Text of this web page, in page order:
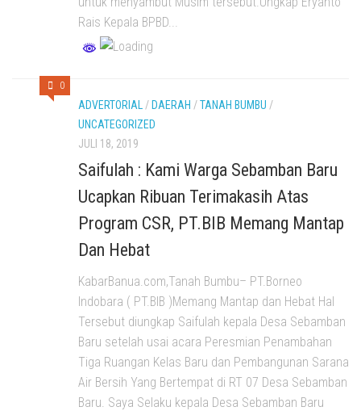
Rais Kepala BPBD...
0
ADVERTORIAL / DAERAH /TANAH BUMBU /
UNCATEGORIZED
JULI 18, 2019
Saifulah : Kami Warga Sebamban Baru
Ucapkan Ribuan Terimakasih Atas
Program CSR, PT.BIB Memang Mantap
Dan Hebat
KabarBanua.com,Tanah Bumbu– PT.Borneo
Indobara ( PT.BIB )Memang Mantap dan Hebat Hal
Tersebut diungkap Saifulah kepala Desa Sebamban
Baru setelah usai acara Peresmian Penambahan
Tiga Ruangan Kelas Baru dan Pembangunan Sarana
Air Bersih Yang Bertempat di RT 07 Desa Sebamban
Baru. Saya Selaku kepala Desa Sebamban Baru